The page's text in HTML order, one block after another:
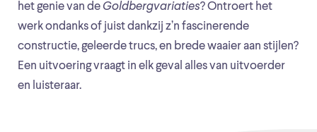
het genie van de Goldbergvariaties? Ontroert het
werk ondanks of juist dankzij z’n fascinerende
constructie, geleerde trucs, en brede waaier aan stijlen?
Een uitvoering vraagt in elk geval alles van uitvoerder
en luisteraar.